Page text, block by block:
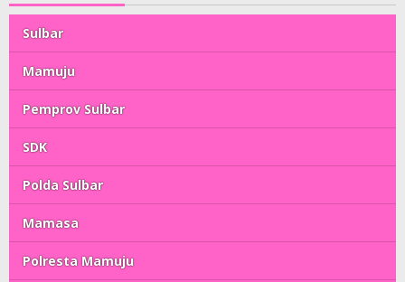
Sulbar
Mamuju
Pemprov Sulbar
SDK
Polda Sulbar
Mamasa
Polresta Mamuju